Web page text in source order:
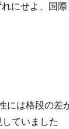
にせよ、国際
には格段の差
ていました